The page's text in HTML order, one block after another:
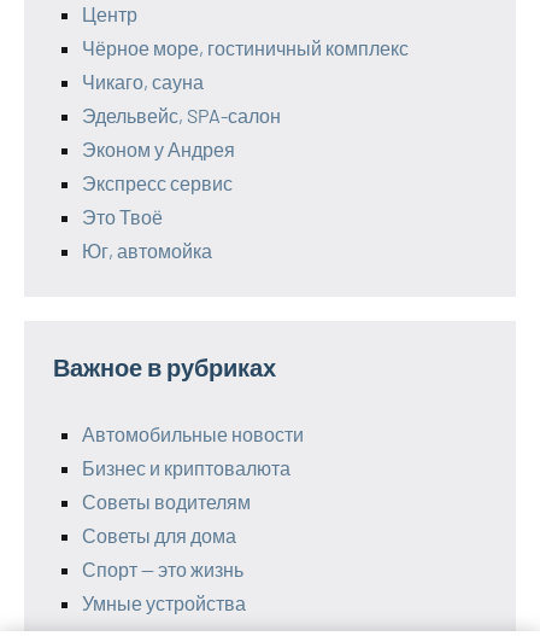
Центр
Чёрное море, гостиничный комплекс
Чикаго, сауна
Эдельвейс, SPA-салон
Эконом у Андрея
Экспресс сервис
Это Твоё
Юг, автомойка
Важное в рубриках
Автомобильные новости
Бизнес и криптовалюта
Советы водителям
Советы для дома
Спорт — это жизнь
Умные устройства